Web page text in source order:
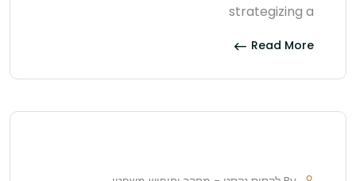
strategizing a
Read More